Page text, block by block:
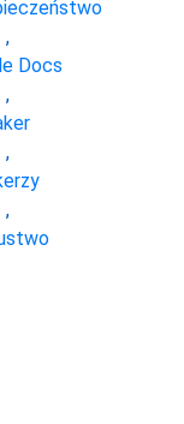
,
Docs
,
,
,